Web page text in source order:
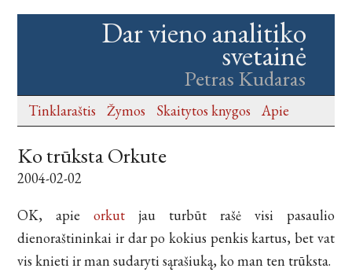
Dar vieno analitiko
svetainė
Petras Kudaras
Tinklaraštis Žymos Skaitytos knygos Apie
Ko trūksta Orkute
2004-02-02
OK, apieorkut jau turbūt rašė visi pasaulio
dienoraštininkai ir dar po kokius penkis kartus, bet vat
vis knieti ir man sudaryti sąrašiuką, ko man ten trūksta.